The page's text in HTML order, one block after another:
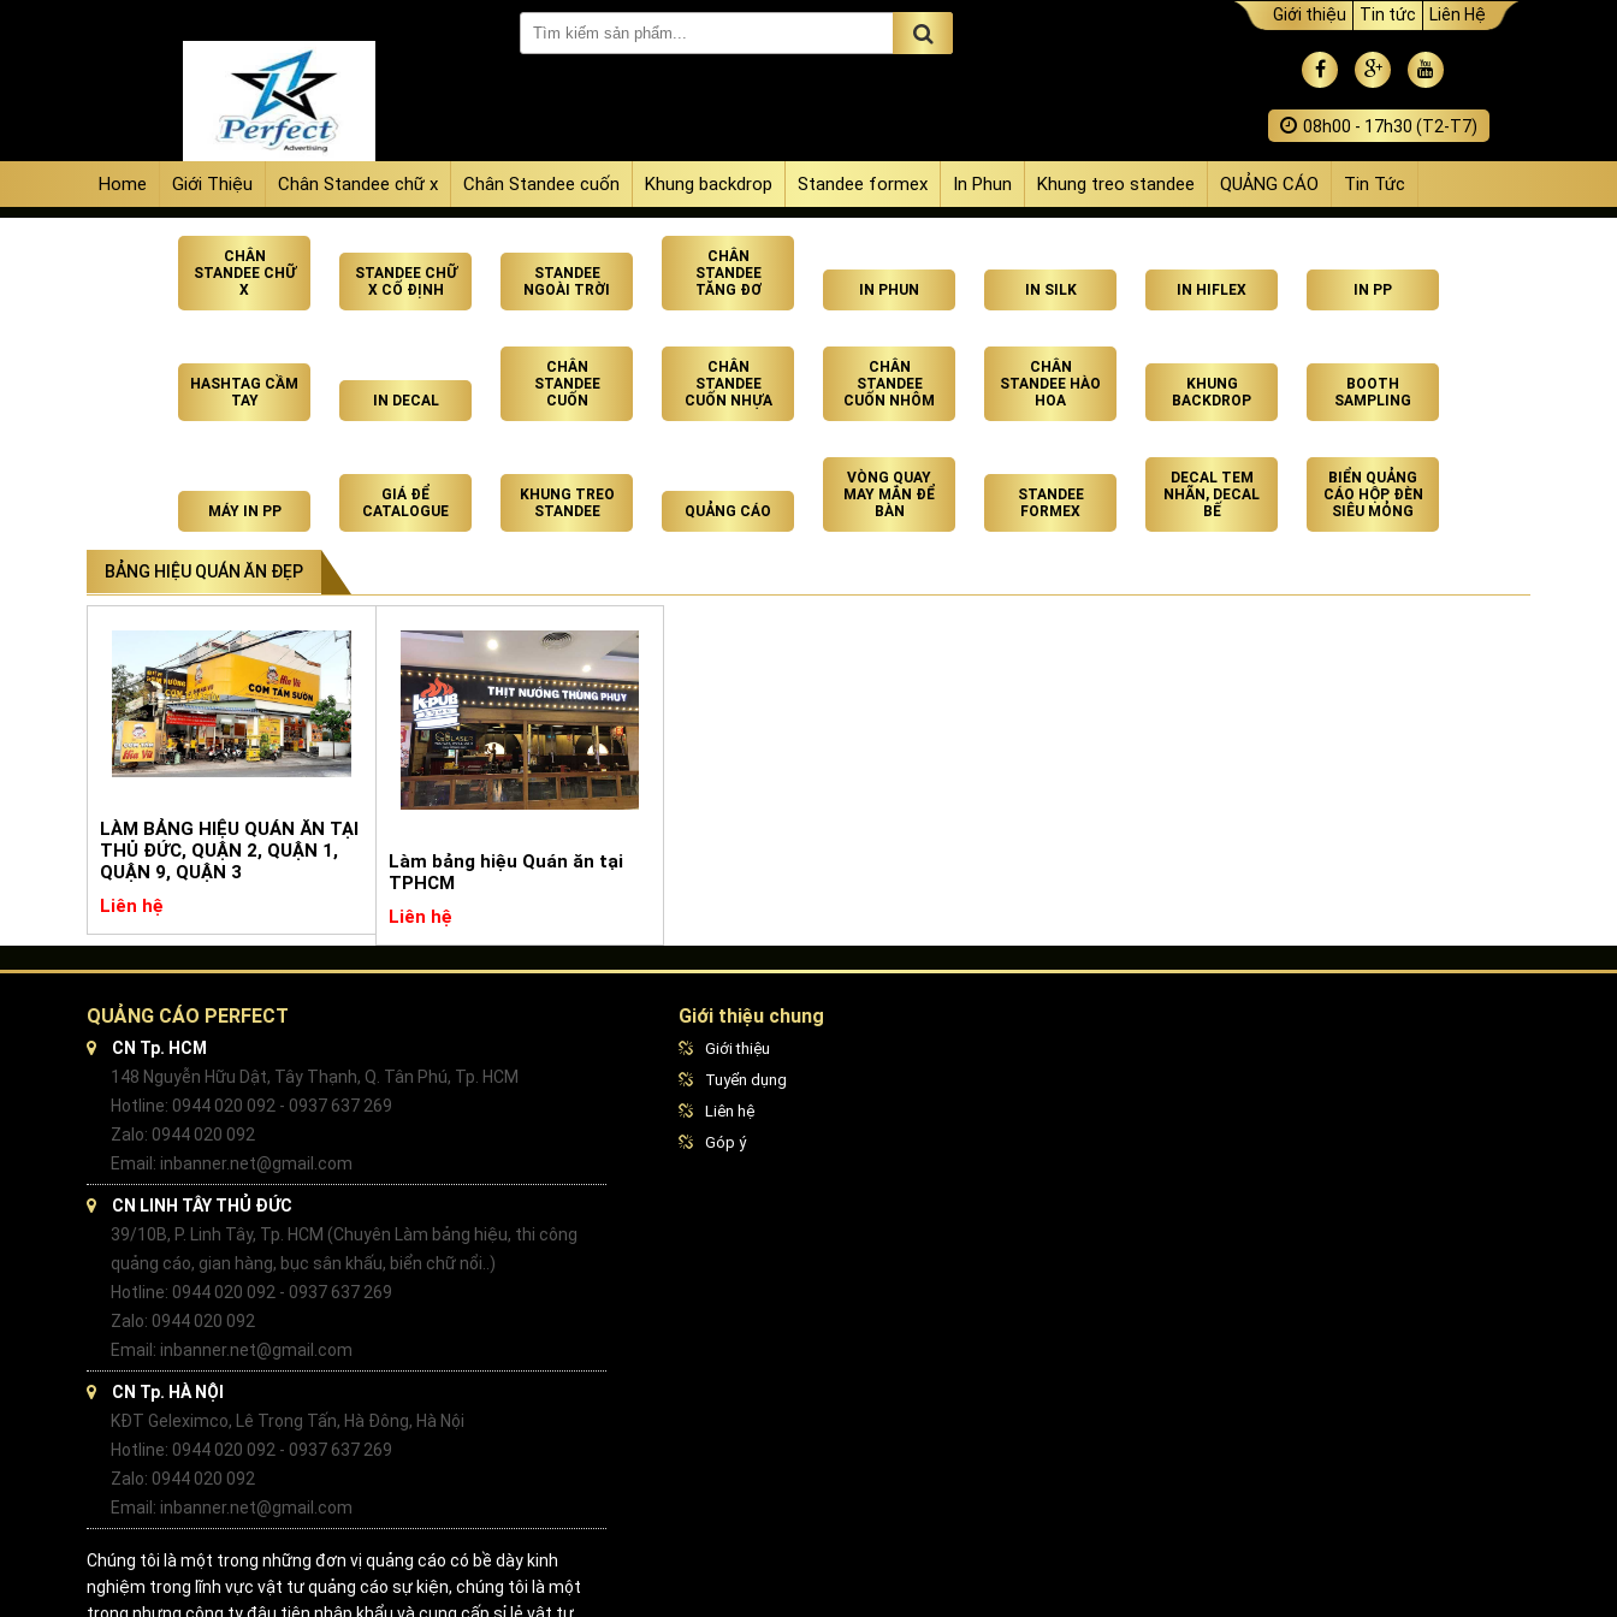
Giới thiệu Tin tức Liên Hệ
08h00 - 17h30 (T2-T7)
Home Giới Thiệu Chân Standee chữ x Chân Standee cuốn Khung backdrop Standee formex In Phun Khung treo standee QUẢNG CÁO Tin Tức
CHÂN
STANDEE CHỮ
X
STANDEE CHỮ
X CỐ ĐỊNH
STANDEE
NGOÀI TRỜI
CHÂN
STANDEE
TĂNG ĐƠ
IN PHUN IN SILK IN HIFLEX IN PP
HASHTAG CẦM
TAY
IN DECAL
CHÂN
STANDEE
CUỐN
CHÂN
STANDEE
CUỐN NHỰA
CHÂN
STANDEE
CUỐN NHÔM
CHÂN
STANDEE HÀO
HOA
KHUNG
BACKDROP
BOOTH
SAMPLING
MÁY IN PP
GIÁ ĐỂ
CATALOGUE
KHUNG TREO
STANDEE
QUẢNG CÁO
VÒNG QUAY
MAY MẮN ĐỂ
BÀN
STANDEE
FORMEX
DECAL TEM
NHÃN, DECAL
BẾ
BIỂN QUẢNG
CÁO HỘP ĐÈN
SIÊU MỎNG
BẢNG HIỆU QUÁN ĂN ĐẸP
LÀM BẢNG HIỆU QUÁN ĂN TẠI
THỦ ĐỨC, QUẬN 2, QUẬN 1,
QUẬN 9, QUẬN 3
Liên hệ
Làm bảng hiệu Quán ăn tại
TPHCM
Liên hệ
QUẢNG CÁO PERFECT
CN Tp. HCM
148 Nguyễn Hữu Dật, Tây Thạnh, Q. Tân Phú, Tp. HCM
Hotline: 0944 020 092 - 0937 637 269
Zalo: 0944 020 092
Email: inbanner.net@gmail.com
CN LINH TÂY THỦ ĐỨC
39/10B, P. Linh Tây, Tp. HCM (Chuyên Làm bảng hiệu, thi công
quảng cáo, gian hàng, bục sân khấu, biển chữ nổi..)
Hotline: 0944 020 092 - 0937 637 269
Zalo: 0944 020 092
Email: inbanner.net@gmail.com
CN Tp. HÀ NỘI
KĐT Geleximco, Lê Trọng Tấn, Hà Đông, Hà Nội
Hotline: 0944 020 092 - 0937 637 269
Zalo: 0944 020 092
Email: inbanner.net@gmail.com
Chúng tôi là một trong những đơn vị quảng cáo có bề dày kinh
nghiệm trong lĩnh vực vật tư quảng cáo sự kiện, chúng tôi là một
Giới thiệu chung
Giới thiệu
Tuyển dụng
Liên hệ
Góp ý